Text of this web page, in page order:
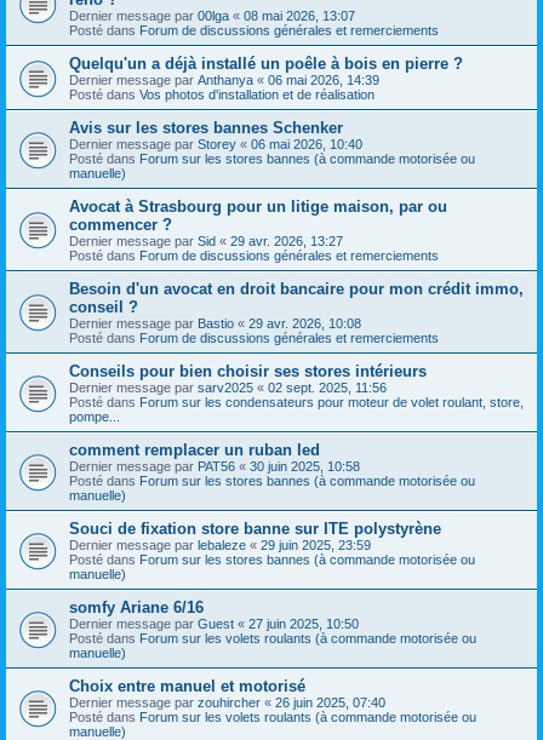
Dernier message par 00lga « 08 mai 2026, 13:07
Posté dans Forum de discussions générales et remerciements
Quelqu'un a déjà installé un poêle à bois en pierre ?
Dernier message par Anthanya « 06 mai 2026, 14:39
Posté dans Vos photos d'installation et de réalisation
Avis sur les stores bannes Schenker
Dernier message par Storey « 06 mai 2026, 10:40
Posté dans Forum sur les stores bannes (à commande motorisée ou
manuelle)
Avocat à Strasbourg pour un litige maison, par ou
commencer ?
Dernier message par Sid « 29 avr. 2026, 13:27
Posté dans Forum de discussions générales et remerciements
Besoin d'un avocat en droit bancaire pour mon crédit immo,
conseil ?
Dernier message par Bastio « 29 avr. 2026, 10:08
Posté dans Forum de discussions générales et remerciements
Conseils pour bien choisir ses stores intérieurs
Dernier message par sarv2025 « 02 sept. 2025, 11:56
Posté dans Forum sur les condensateurs pour moteur de volet roulant, store,
pompe...
comment remplacer un ruban led
Dernier message par PAT56 « 30 juin 2025, 10:58
Posté dans Forum sur les stores bannes (à commande motorisée ou
manuelle)
Souci de fixation store banne sur ITE polystyrène
Dernier message par lebaleze « 29 juin 2025, 23:59
Posté dans Forum sur les stores bannes (à commande motorisée ou
manuelle)
somfy Ariane 6/16
Dernier message par Guest « 27 juin 2025, 10:50
Posté dans Forum sur les volets roulants (à commande motorisée ou
manuelle)
Choix entre manuel et motorisé
Dernier message par zouhircher « 26 juin 2025, 07:40
Posté dans Forum sur les volets roulants (à commande motorisée ou
manuelle)